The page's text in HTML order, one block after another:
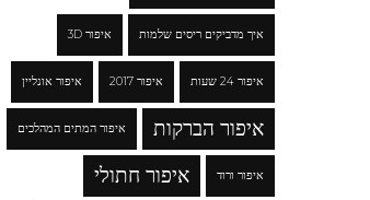
איך מדביקים ריסים שלמות איפור 3D
איפור 24 שעות איפור 2017 איפור אונליין
איפור הברקות איפור המתים המהלכים
איפור ורוד איפור חתולי